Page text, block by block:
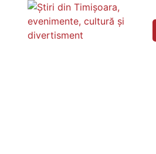
content